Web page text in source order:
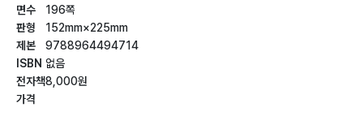
면수
판형
제본
ISBN
전자책
가격
196쪽
152mm×225mm
9788964494714
없음
8,000원